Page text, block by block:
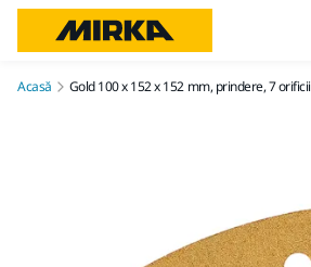
Acasă Gold 100 x 152 x 152 mm, prindere, 7 orificii